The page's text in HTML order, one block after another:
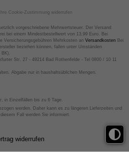
Cookie-Zustimmung widerrufen
vorgeschriebene Mehrwertsteuer. Der Versand
bei einem Mindestbestellwert von 13,99 Euro. Bei
Versicherungsgebühren Mehrkosten an VersandkostenBei
beziehen können, fallen unter Umständen
Str. 27 - 49214 Bad Rothenfelde - Tel 0800 / 10 11
Abgabe nur in haushaltsüblichen Mengen.
in Einzelfällen bis zu 6 Tage.
werden. Daher kann es zu längeren Lieferzeiten und
Fall werden Sie informiert.
widerrufen